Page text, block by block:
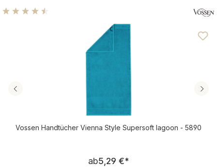
Durchschnittliche Bewertung von 4.46 von 5 Sternen
Vossen Handtücher Vienna Style Supersoft lagoon - 5890
Regulärer Preis:
ab5,29 €*